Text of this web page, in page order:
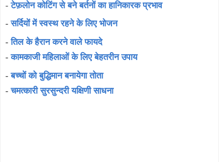
- टेफ़लोन कोटिंग से बने बर्तनों का हानिकारक प्रभाव
-सर्दियों में स्वस्थ रहने के लिए भोजन
-तिल के हैरान करने वाले फायदे
-कामकाजी महिलाओं के लिए बेहतरीन उपाय
-बच्चों को बुद्धिमान बनायेगा तोता
-चमत्कारी सुरसुन्दरी यक्षिणी साधना